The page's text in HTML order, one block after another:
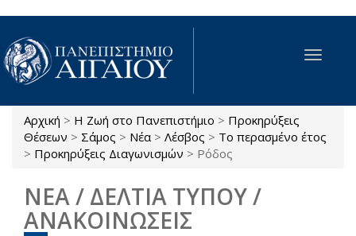
Παράκαμψη προς το κυρίως περιεχόμενο
Toggle
Είστε εδώ
Αρχική > Η Ζωή στο Πανεπιστήμιο > Προκηρύξεις
Θέσεων > Σάμος > Νέα > Λέσβος > Το περασμένο έτος
> Προκηρύξεις Διαγωνισμών > Ρόδος
ΝΕΑ / ΔΕΛΤΙΑ ΤΥΠΟΥ /
ΑΝΑΚΟΙΝΩΣΕΙΣ